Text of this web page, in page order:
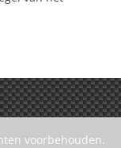
voorbehouden.